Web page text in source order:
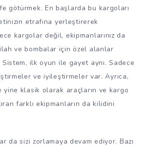
götürmek. En başlarda bu kargoları
etrafına yerleştirerek
kargolar değil, ekipmanlarınız da
ve bombalar için özel alanlar
ilk oyun ile gayet aynı. Sadece
ve iyileştirmeler var. Ayrıca,
yine klasik olarak araçların ve kargo
farklı ekipmanların da kilidini
da sizi zorlamaya devam ediyor. Bazı